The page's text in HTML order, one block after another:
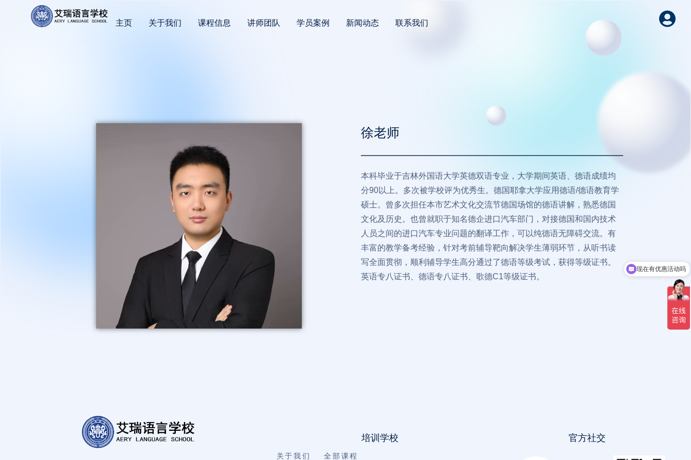
主页 关于我们 课程信息 讲师团队 学员案例 新闻动态 联系我们
徐老师
本科毕业于吉林外国语大学英德双语专业，大学期间英语、德语成绩均
分90以上。多次被学校评为优秀生。德国耶拿大学应用德语/德语教育学
硕士。曾多次担任本市艺术文化交流节德国场馆的德语讲解，熟悉德国
文化及历史。也曾就职于知名德企进口汽车部门，对接德国和国内技术
人员之间的进口汽车专业问题的翻译工作，可以纯德语无障碍交流。有
丰富的教学备考经验，针对考前辅导靶向解决学生薄弱环节，从听书读
写全面贯彻，顺利辅导学生高分通过了德语等级考试，获得等级证书。
英语专八证书、德语专八证书、歌德C1等级证书。
培训学校
关于我们 全部课程
官方社交
现在有优惠活动吗